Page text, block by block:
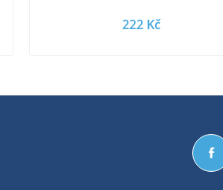
povzbuzuje jemnou…
222 Kč